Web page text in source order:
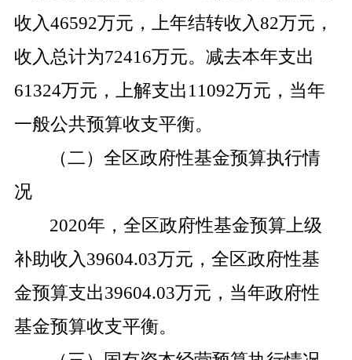
收入46592万元，上年结转收入82万元，
收入总计为72416万元。减去本年支出
61324万元，上解支出 11092万元，当年
一般公共预算收支平衡。
（二）全区政府性基金预算执行情
况
2020年，全区政府性基金预算上级
补助收入39604.03万元，全区政府性基
金预算支出39604.03万元，当年政府性
基金预算收支平衡。